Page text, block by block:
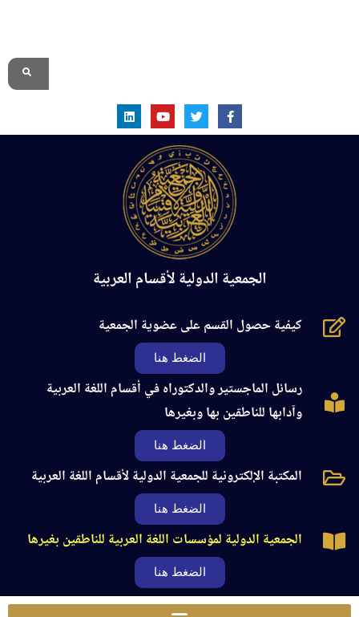
الجمعية الدولية لأقسام العربية
كيفية حصول القسم على عضوية الجمعية
الضغط هنا
رسائل الماجستير والدكتوراه في أقسام اللغة العربية
وآدابها للناطقين بها وبغيرها
الضغط هنا
المكتبة الإلكترونية للجمعية الدولية لأقسام اللغة العربية
الضغط هنا
الجمعية الدولية لمؤسسات اللغة العربية للناطقين بغيرها
الضغط هنا